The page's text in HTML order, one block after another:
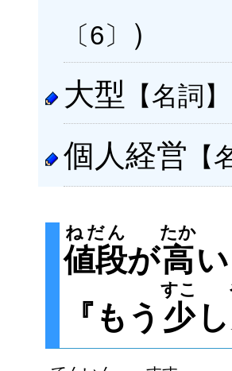
〔6〕
）
大型 【名詞】
個人経営 【
値段
ねだん
が高
たか
『もう 少
すこ
し